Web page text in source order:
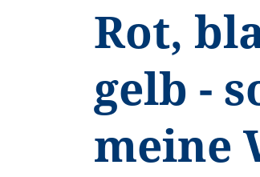
Rot,
gelb -
meine